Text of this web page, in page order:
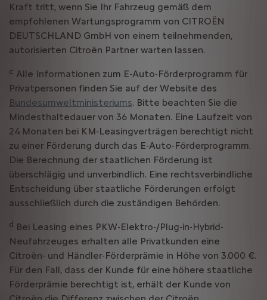
Kraft tritt, wenn Sie Ihr Fahrzeug gemäß dem
empfohlenen Wartungsprogramm von CITROËN
DEUTSCHLAND GmbH von einem teilnehmenden,
autorisierten Citroën Partner warten lassen.
c Alle Informationen zum E-Auto-Förderprogramm für
Privatpersonen finden Sie auf der Website des
Bundesumweltministeriums. Bitte beachten Sie die
Mindesthaltedauer von 36 Monaten. Eine Laufzeit von
24 Monaten bei KM-Leasingverträgen berechtigt nicht
zu einer Förderung durch das E-Auto-Förderprogramm.
Die Berechnung der staatlichen Förderung ist
überschlägig und unverbindlich. Eine rechtsverbindliche
Entscheidung über staatliche Förderungen erfolgt
ausschließlich durch die zuständigen Behörden.
d Bei Leasing eines PKW-Elektro-/Plug-in-Hybrid-
Neufahrzeuges erhalten alle Privatkunden eine
Citroën- und Händler-Förderprämie in Höhe von 3.000 €.
Für den Fall, dass der Kunde für eine höhere staatliche
Förderprämie berechtigt ist, erhält der Kunde von